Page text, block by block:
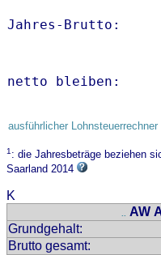
Jahres-
netto
ausführlicher
1: die Jahresbeträge beziehen
Saarland 2014
K
.. AW
Grundgehalt:
Brutto gesamt: